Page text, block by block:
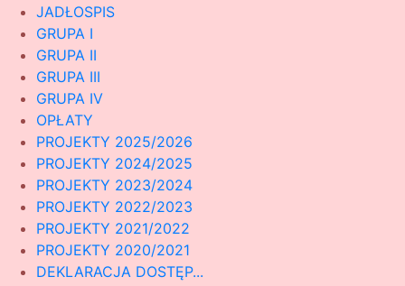
JADŁOSPIS
GRUPA I
GRUPA II
GRUPA III
GRUPA IV
OPŁATY
PROJEKTY 2025/2026
PROJEKTY 2024/2025
PROJEKTY 2023/2024
PROJEKTY 2022/2023
PROJEKTY 2021/2022
PROJEKTY 2020/2021
DEKLARACJA DOSTĘP...